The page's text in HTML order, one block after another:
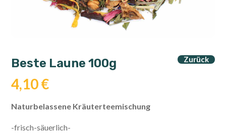
Zurück
Beste Laune 100g
4,10€
Naturbelassene Kräuterteemischung
-frisch-säuerlich-